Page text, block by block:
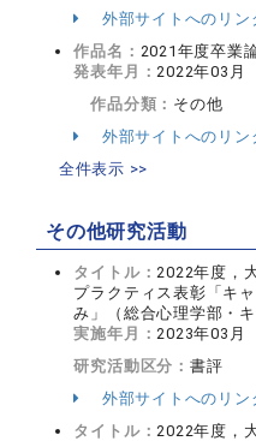
外部サイトへのリン
作品名： 2021年度卒業
発表年月：2022年03月
作品分類： その他
外部サイトへのリン
全件表示 >>
その他研究活動
タイトル：2022年度，
プラクティス表彰「キ
み」（総合心理学部・
実施年月：2023年03月
研究活動区分： 書評
外部サイトへのリン
タイトル：2022年度，